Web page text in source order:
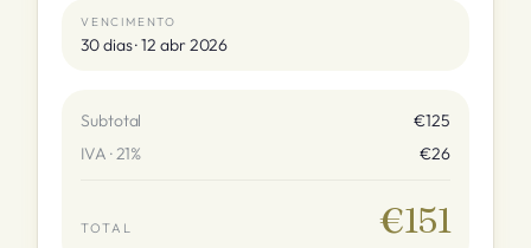
VENCIMENTO
30 dias · 12 abr 2026
Subtotal
€125
IVA · 21%
€26
TOTAL €151